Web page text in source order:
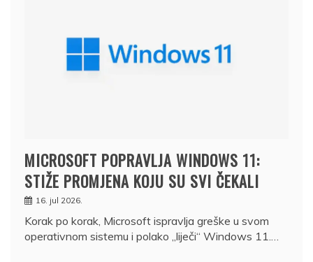
MICROSOFT POPRAVLJA WINDOWS 11:
STIŽE PROMJENA KOJU SU SVI ČEKALI
16. jul 2026.
Korak po korak, Microsoft ispravlja greške u svom
operativnom sistemu i polako „liječi“ Windows 11.…